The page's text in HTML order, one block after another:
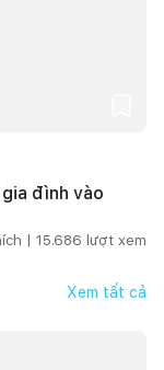
đình vào
| 15.686 lượt xem
Xem tất cả